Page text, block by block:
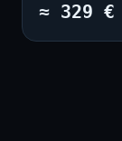
≈ 329 €